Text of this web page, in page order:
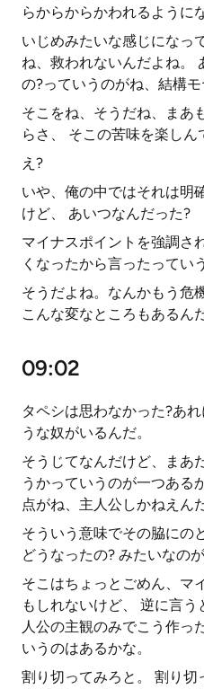
らからからかわれるように
いじめみたいな感じになっ
ね、救われないんだよね。
の?っていうのがね、結構モ
そこをね、そうだね、まあ
らさ、 そこの苦味を楽しん
え?
いや、俺の中ではそれは明
けど、 あいつなんだった?
マイナスポイントを強調さ
くなったから言ったってい
そうだよね。なんかもう危
こんな変なところもあるん
09:02
タペシは思わなかった?あ
うな奴がいるんだ。
そうじてなんだけど、まあ
うかっていうのが一つある
点がね、主人公しかねえん
そういう意味でその脇にの
どうなったの? みたいなの
そこはちょっとごめん、マ
もしれないけど、 逆に言
人公の主観のみでこう作っ
いうのはあるかな。
割り切ってみろと。 割り切